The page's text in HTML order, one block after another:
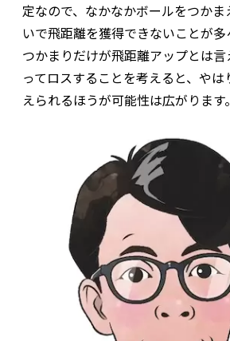
定なので、なかなかボールをつか
いで飛距離を獲得できないことが多
つかまりだけが飛距離アップとは
ってロスすることを考えると、やは
えられるほうが可能性は広がります。